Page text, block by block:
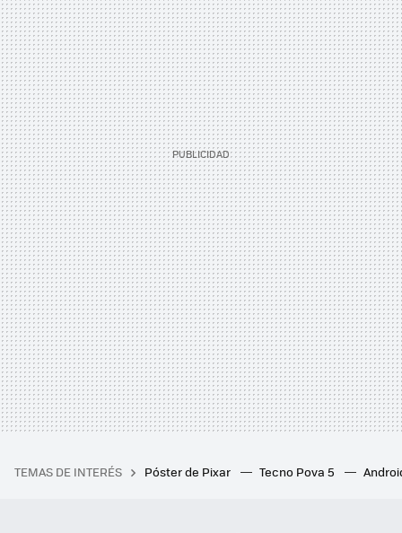
TEMAS DE INTERÉS Póster de Pixar Tecno Pova 5